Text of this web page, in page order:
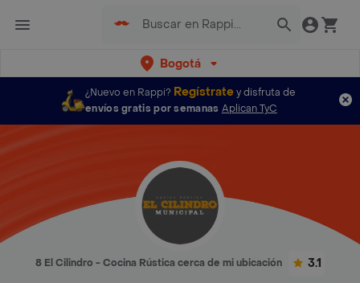
Bogotá
¿Nuevo en Rappi? Regístratey disfruta de
envíos gratis por semanas Aplican TyC
8 El Cilindro - Cocina Rústica cerca de mi ubicación 3.1